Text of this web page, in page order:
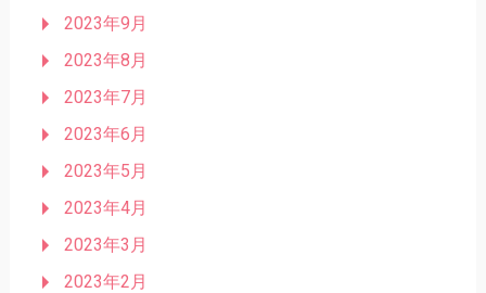
2023年9月
2023年8月
2023年7月
2023年6月
2023年5月
2023年4月
2023年3月
2023年2月